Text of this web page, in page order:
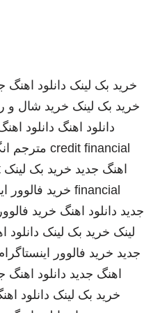
خرید بک لینک دانلود اهنگ
خرید بک لینک خرید شال و
دانلود اهنگ دانلود
credit financial مترجم
اهنگ جدید خرید بک لینک
financial خرید فالوور
جدید دانلود اهنگ خرید
لینک خرید بک لینک دانلود
جدید خرید فالوور
اهنگ جدید دانلود اهنگ
خرید بک لینک دانلود